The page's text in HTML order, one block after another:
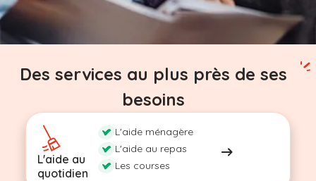
Des services au plus près de ses
besoins
L'aide au
quotidien
L'aide ménagère
L'aide au repas
Les courses